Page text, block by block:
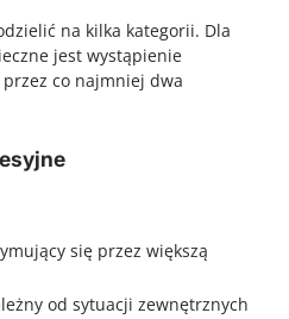
na kilka kategorii. Dla
jest wystąpienie
co najmniej dwa
się przez większą
od sytuacji zewnętrznych